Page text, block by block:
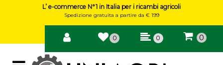
L’ e-commerce N°1 in Italia per i ricambi agricoli
Spedizione gratuita a partire da € 199
0 0 0
Open